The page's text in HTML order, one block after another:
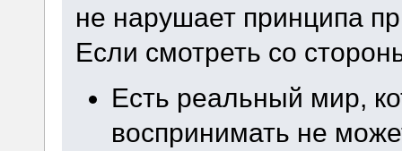
не нарушает принципа
Если смотреть со
Есть реальный мир,
воспринимать не